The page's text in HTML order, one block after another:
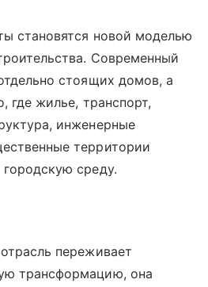
становятся новой моделью
Современный
стоящих домов, а
где жилье, транспорт,
инженерные
территории
среду.
переживает
трансформацию, она